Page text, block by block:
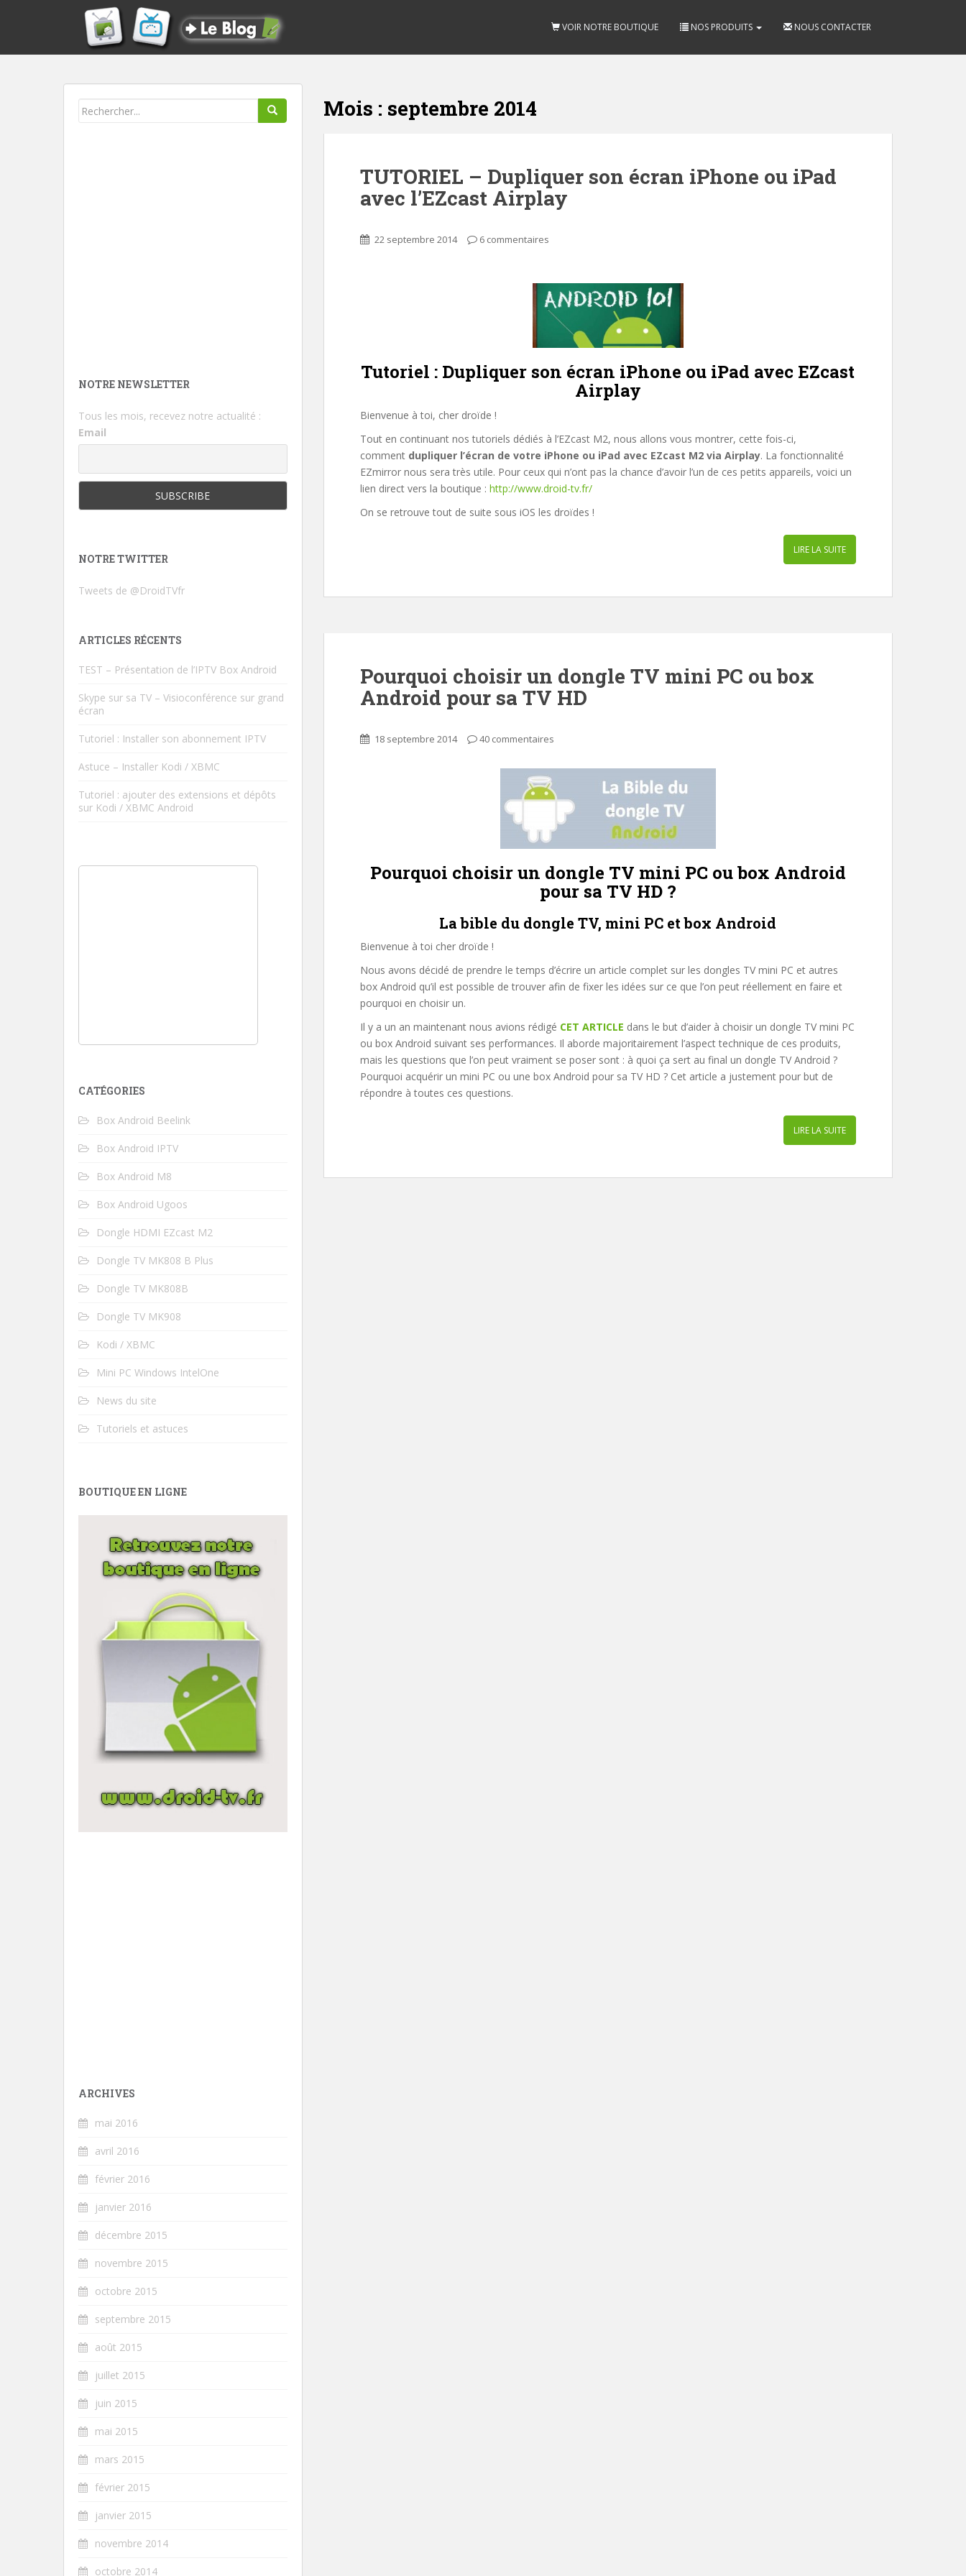
VOIR NOTRE BOUTIQUE NOS PRODUITS NOUS CONTACTER
Mois : septembre 2014
TUTORIEL – Dupliquer son écran iPhone ou iPad
avec l’EZcast Airplay
22 septembre 2014 6 commentaires
Tutoriel : Dupliquer son écran iPhone ou iPad avec EZcast
Airplay
Bienvenue à toi, cher droïde !
Tout en continuant nos tutoriels dédiés à l’EZcast M2, nous allons vous montrer, cette fois-ci,
comment dupliquer l’écran de votre iPhone ou iPad avec EZcast M2 via Airplay. La fonctionnalité
EZmirror nous sera très utile. Pour ceux qui n’ont pas la chance d’avoir l’un de ces petits appareils, voici un
lien direct vers la boutique : http://www.droid-tv.fr/
On se retrouve tout de suite sous iOS les droïdes !
LIRE LA SUITE
Pourquoi choisir un dongle TV mini PC ou box
Android pour sa TV HD
18 septembre 2014 40 commentaires
Pourquoi choisir un dongle TV mini PC ou box Android
pour sa TV HD ?
La bible du dongle TV, mini PC et box Android
Bienvenue à toi cher droïde !
Nous avons décidé de prendre le temps d’écrire un article complet sur les dongles TV mini PC et autres
box Android qu’il est possible de trouver afin de fixer les idées sur ce que l’on peut réellement en faire et
pourquoi en choisir un.
Il y a un an maintenant nous avions rédigé CET ARTICLE dans le but d’aider à choisir un dongle TV mini PC
ou box Android suivant ses performances. Il aborde majoritairement l’aspect technique de ces produits,
mais les questions que l’on peut vraiment se poser sont : à quoi ça sert au final un dongle TV Android ?
Pourquoi acquérir un mini PC ou une box Android pour sa TV HD ? Cet article a justement pour but de
répondre à toutes ces questions.
LIRE LA SUITE
NOTRE NEWSLETTER
Tous les mois, recevez notre actualité :
Email
NOTRE TWITTER
Tweets de @DroidTVfr
ARTICLES RÉCENTS
TEST – Présentation de l’IPTV Box Android
Skype sur sa TV – Visioconférence sur grand
écran
Tutoriel : Installer son abonnement IPTV
Astuce – Installer Kodi / XBMC
Tutoriel : ajouter des extensions et dépôts
sur Kodi / XBMC Android
CATÉGORIES
Box Android Beelink
Box Android IPTV
Box Android M8
Box Android Ugoos
Dongle HDMI EZcast M2
Dongle TV MK808 B Plus
Dongle TV MK808B
Dongle TV MK908
Kodi / XBMC
Mini PC Windows IntelOne
News du site
Tutoriels et astuces
BOUTIQUE EN LIGNE
ARCHIVES
mai 2016
avril 2016
février 2016
janvier 2016
décembre 2015
novembre 2015
octobre 2015
septembre 2015
août 2015
juillet 2015
juin 2015
mai 2015
mars 2015
février 2015
janvier 2015
novembre 2014
octobre 2014